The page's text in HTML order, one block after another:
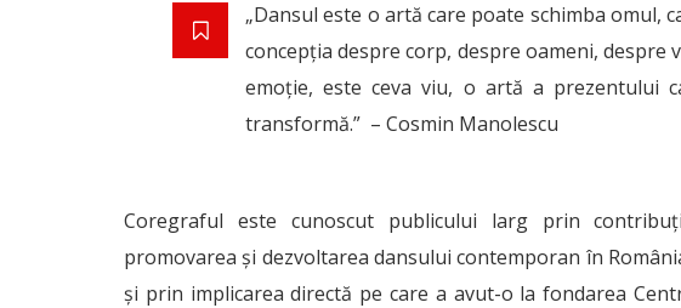
„Dansul este o artă care poate schimba omul,
concepţia despre corp, despre oameni, despre
emoţie, este ceva viu, o artă a prezentului
transformă.” – Cosmin Manolescu
Coregraful este cunoscut publicului larg prin
promovarea și dezvoltarea dansului contemporan în
și prin implicarea directă pe care a avut-o la fondarea